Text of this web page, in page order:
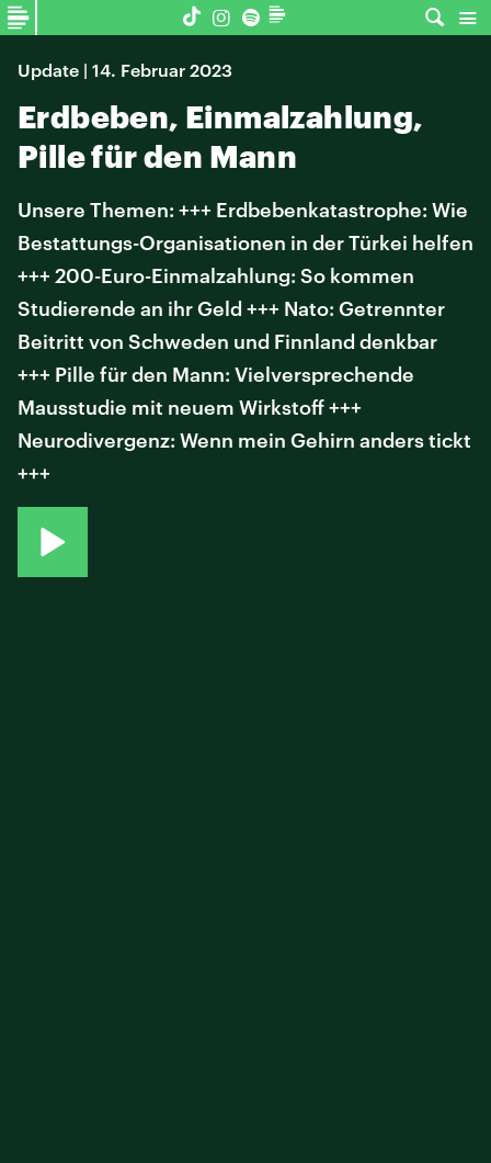
Update | 14. Februar 2023
Erdbeben, Einmalzahlung,
Pille für den Mann
Unsere Themen: +++ Erdbebenkatastrophe: Wie
Bestattungs-Organisationen in der Türkei helfen
+++ 200-Euro-Einmalzahlung: So kommen
Studierende an ihr Geld +++ Nato: Getrennter
Beitritt von Schweden und Finnland denkbar
+++ Pille für den Mann: Vielversprechende
Mausstudie mit neuem Wirkstoff +++
Neurodivergenz: Wenn mein Gehirn anders tickt
+++